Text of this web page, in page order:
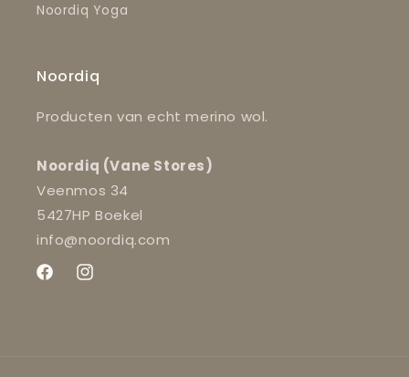
Noordiq Yoga
Noordiq
Producten van echt merino wol.
Noordiq (Vane Stores)
Veenmos 34
5427HP Boekel
info@noordiq.com
FacebookInstagram